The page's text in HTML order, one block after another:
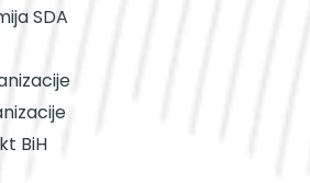
SDA
BiH